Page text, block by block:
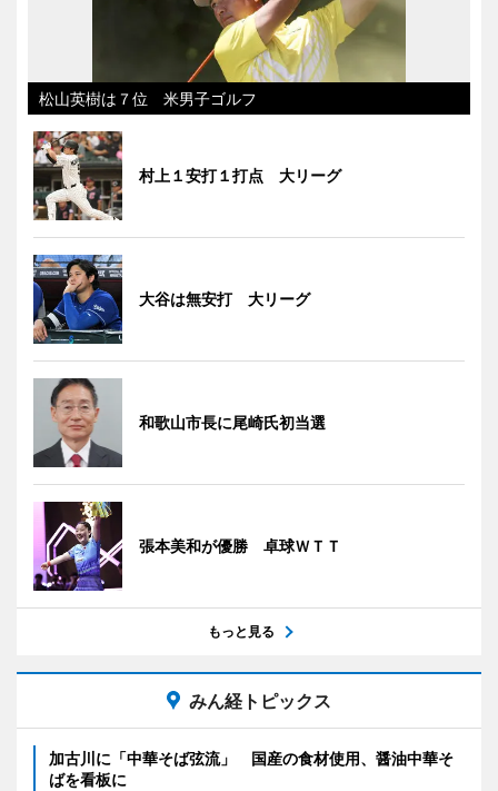
松山英樹は７位 米男子ゴルフ
村上１安打１打点 大リーグ
大谷は無安打 大リーグ
和歌山市長に尾崎氏初当選
張本美和が優勝 卓球ＷＴＴ
もっと見る
みん経トピックス
加古川に「中華そば弦流」 国産の食材使用、醤油中華そ
ばを看板に